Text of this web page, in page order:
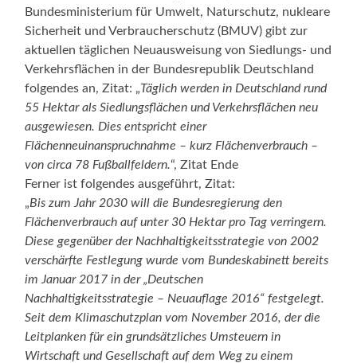
Bundesministerium für Umwelt, Naturschutz, nukleare
Sicherheit und Verbraucherschutz (BMUV) gibt zur
aktuellen täglichen Neuausweisung von Siedlungs- und
Verkehrsflächen in der Bundesrepublik Deutschland
folgendes an, Zitat: „Täglich werden in Deutschland rund
55 Hektar als Siedlungsflächen und Verkehrsflächen neu
ausgewiesen. Dies entspricht einer
Flächenneuinanspruchnahme – kurz Flächenverbrauch –
von circa 78 Fußballfeldern.“, Zitat Ende
Ferner ist folgendes ausgeführt, Zitat:
„Bis zum Jahr 2030 will die Bundesregierung den
Flächenverbrauch auf unter 30 Hektar pro Tag verringern.
Diese gegenüber der Nachhaltigkeitsstrategie von 2002
verschärfte Festlegung wurde vom Bundeskabinett bereits
im Januar 2017 in der „Deutschen
Nachhaltigkeitsstrategie – Neuauflage 2016“ festgelegt.
Seit dem Klimaschutzplan vom November 2016, der die
Leitplanken für ein grundsätzliches Umsteuern in
Wirtschaft und Gesellschaft auf dem Weg zu einem